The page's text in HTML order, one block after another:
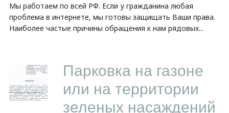
Мы работаем по всей РФ. Если у гражданина любая
проблема в интернете, мы готовы защищать Ваши права.
Наиболее частые причины обращения к нам рядовых...
Парковка на газоне
или на территории
зеленых насаждений